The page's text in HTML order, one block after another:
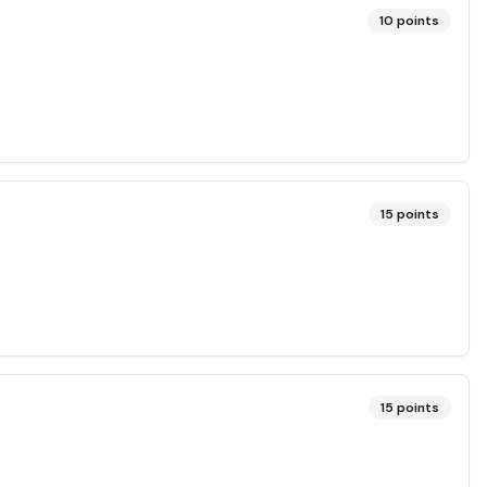
10 points
15 points
15 points